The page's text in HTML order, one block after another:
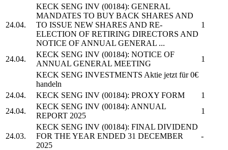
24.04.
KECK SENG INV (00184): GENERAL
MANDATES TO BUY BACK SHARES AND
TO ISSUE NEW SHARES AND RE-
ELECTION OF RETIRING DIRECTORS AND
NOTICE OF ANNUAL GENERAL ...
1
24.04.
KECK SENG INV (00184): NOTICE OF
ANNUAL GENERAL MEETING
1
KECK SENG INVESTMENTS Aktie jetzt für 0€
handeln
24.04.
KECK SENG INV (00184): PROXY FORM
1
24.04.
KECK SENG INV (00184): ANNUAL
REPORT 2025
1
24.03.
KECK SENG INV (00184): FINAL DIVIDEND
FOR THE YEAR ENDED 31 DECEMBER
2025
-